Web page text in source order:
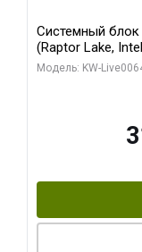
Системный блок
(Raptor Lake,
модуля)/ ASUS
Модель: KW-